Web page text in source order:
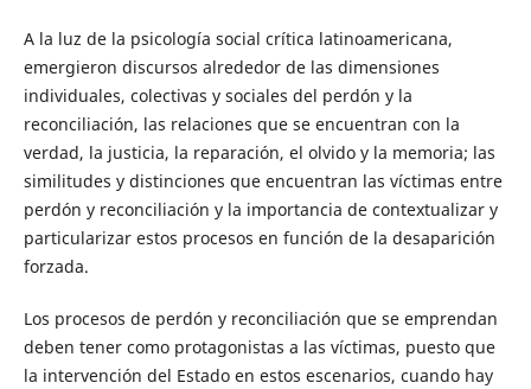
A la luz de la psicología social crítica latinoamericana,
emergieron discursos alrededor de las dimensiones
individuales, colectivas y sociales del perdón y la
reconciliación, las relaciones que se encuentran con la
verdad, la justicia, la reparación, el olvido y la memoria; las
similitudes y distinciones que encuentran las víctimas entre
perdón y reconciliación y la importancia de contextualizar y
particularizar estos procesos en función de la desaparición
forzada.
Los procesos de perdón y reconciliación que se emprendan
deben tener como protagonistas a las víctimas, puesto que
la intervención del Estado en estos escenarios, cuando hay